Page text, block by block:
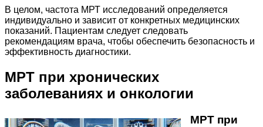
В целом, частота МРТ исследований определяется
индивидуально и зависит от конкретных медицинских
показаний. Пациентам следует следовать
рекомендациям врача, чтобы обеспечить безопасность и
эффективность диагностики.
МРТ при хронических
заболеваниях и онкологии
МРТ при